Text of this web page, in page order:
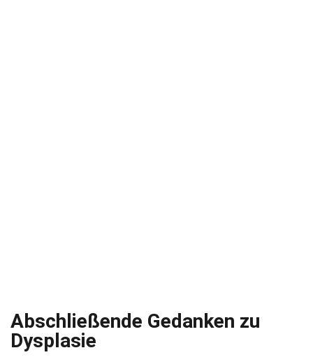
Abschließende Gedanken zu
Dysplasie